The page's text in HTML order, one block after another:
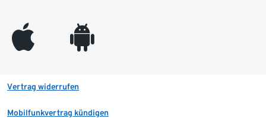
appleinc android
Vertrag widerrufen
Mobilfunkvertrag kündigen